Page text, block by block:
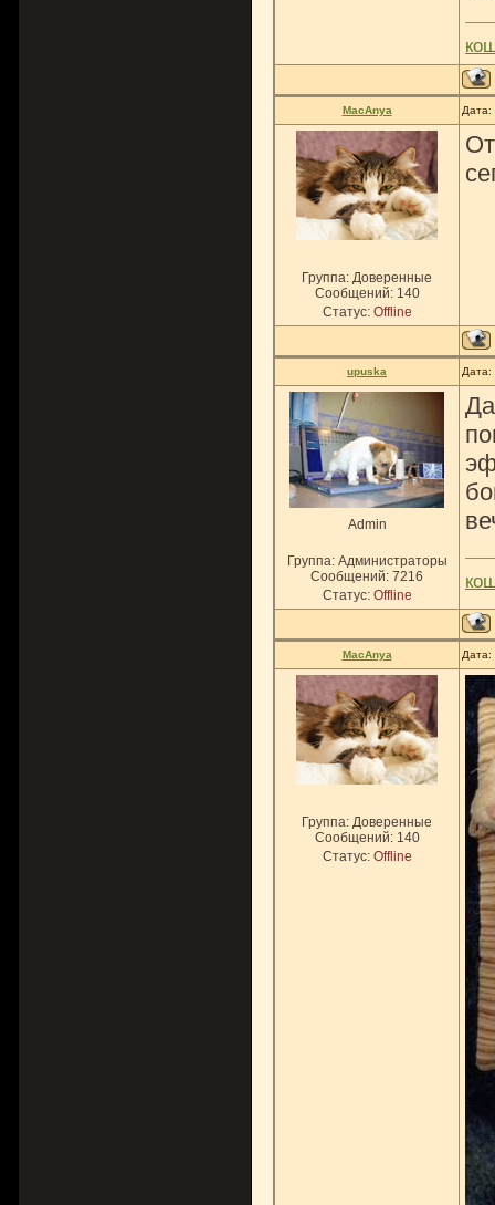
MacAnya
Группа: Доверенные
Сообщений: 140
Статус: Offline
upuska
Admin
Группа: Администраторы
Сообщений: 7216
Статус: Offline
MacAnya
Группа: Доверенные
Сообщений: 140
Статус: Offline